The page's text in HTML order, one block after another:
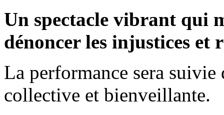
Un spectacle vibrant qui
dénoncer les injustices et
La performance sera suivie
collective et bienveillante.